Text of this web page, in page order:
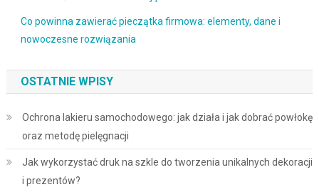
Co powinna zawierać pieczątka firmowa: elementy, dane i
nowoczesne rozwiązania
OSTATNIE WPISY
Ochrona lakieru samochodowego: jak działa i jak dobrać powłokę
oraz metodę pielęgnacji
Jak wykorzystać druk na szkle do tworzenia unikalnych dekoracji
i prezentów?